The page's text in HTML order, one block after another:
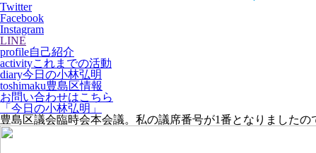
Twitter
Facebook
Instagram
LINE
profile自己紹介
activityこれまでの活動
diary今日の小林弘明
toshimaku豊島区情報
お問い合わせはこちら
「今日の小林弘明」
豊島区議会臨時会本会議。私の議席番号が1番となりました